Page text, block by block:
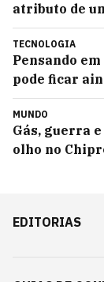
atributo de
TECNOLOGIA
Pensando
pode ficar
MUNDO
Gás, guerra
olho no
EDITORIAS